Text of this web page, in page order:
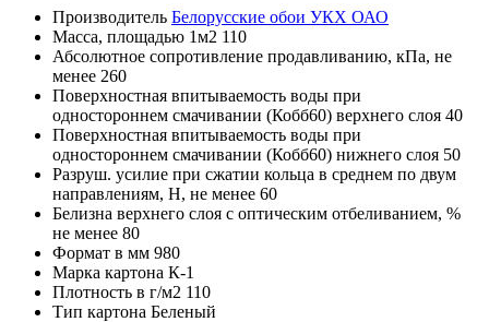
Производитель Белорусские обои УКХ ОАО
Масса, площадью 1м2 110
Абсолютное сопротивление продавливанию, кПа, не
менее 260
Поверхностная впитываемость воды при
одностороннем смачивании (Кобб60) верхнего слоя 40
Поверхностная впитываемость воды при
одностороннем смачивании (Кобб60) нижнего слоя 50
Разруш. усилие при сжатии кольца в среднем по двум
направлениям, Н, не менее 60
Белизна верхнего слоя с оптическим отбеливанием, %
не менее 80
Формат в мм 980
Марка картона К-1
Плотность в г/м2 110
Тип картона Беленый